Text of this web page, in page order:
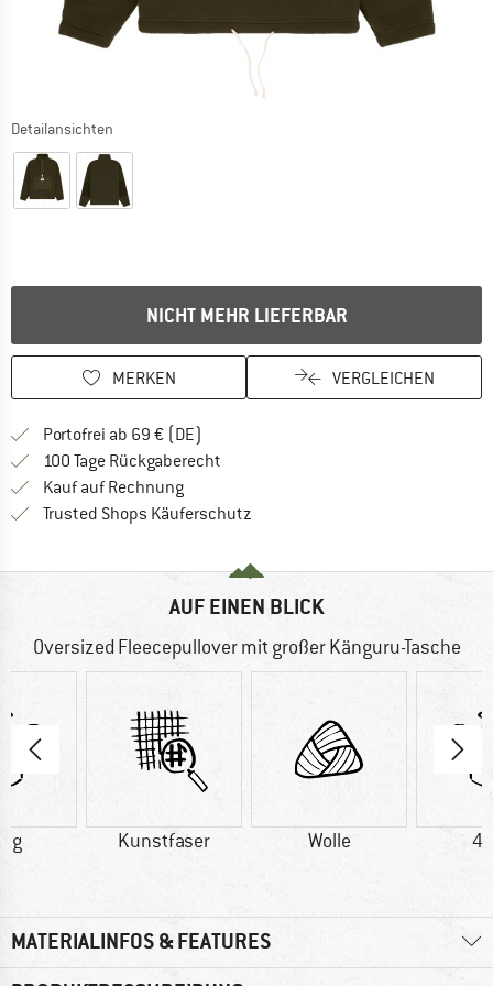
Detailansichten
NICHT MEHR LIEFERBAR
MERKEN VERGLEICHEN
Portofrei ab 69 € (DE)
100 Tage Rückgaberecht
Kauf auf RechnungFinde die Zahlungs-Infos hier! Öffnet
Trusted Shops Käuferschutz
AUF EINEN BLICK
Oversized Fleecepullover mit großer Känguru-Tasche
g Kunstfaser Wolle
MATERIALINFOS & FEATURES